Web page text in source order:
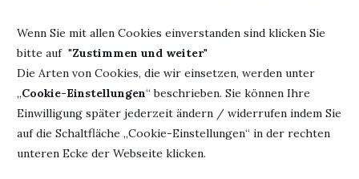
Wenn Sie mit allen Cookies einverstanden sind klicken Sie
bitte auf "Zustimmen und weiter"
Die Arten von Cookies, die wir einsetzen, werden unter
„Cookie-Einstellungen“ beschrieben. Sie können Ihre
Einwilligung später jederzeit ändern / widerrufen indem Sie
auf die Schaltfläche „Cookie-Einstellungen“ in der rechten
unteren Ecke der Webseite klicken.
"Jedesmal, wenn du ein Buch fortgelegt hast und beginnst, den
Faden eigener Gedanken zu spinnen, hat das Buch seinen